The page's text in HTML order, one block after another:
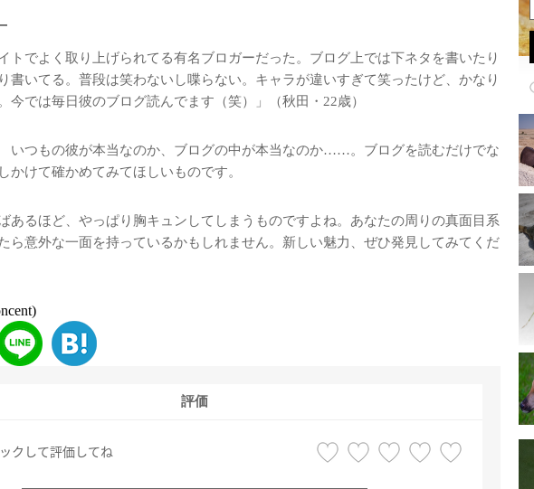
トでよく取り上げられてる有名ブロガーだった。ブログ上では下ネタを書いたり
書いてる。普段は笑わないし喋らない。キャラが違いすぎて笑ったけど、かなり
今では毎日彼のブログ読んでます（笑）」（秋田・22歳）
つもの彼が本当なのか、ブログの中が本当なのか……。ブログを読むだけでな
かけて確かめてみてほしいものです。
あるほど、やっぱり胸キュンしてしまうものですよね。あなたの周りの真面目系
ら意外な一面を持っているかもしれません。新しい魅力、ぜひ発見してみてくだ
評価
クして評価してね